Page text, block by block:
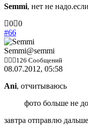
Semmi, нет не
Голосуйте
-
палец
вниз.
0 Голосуйте
палец
вверх.
0
#66
Semmi@semmi
126 Сообщений
08.07.2012, 05:58
Ani, отчитываюсь
фото больше не
завтра отправлю дальше